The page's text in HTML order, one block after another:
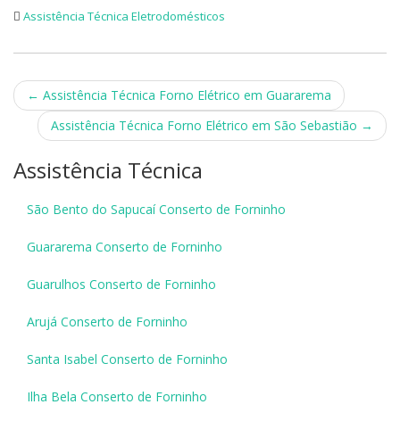
Assistência Técnica Eletrodomésticos
Post
navigation
← Assistência Técnica Forno Elétrico em Guararema
Assistência Técnica Forno Elétrico em São Sebastião →
Assistência Técnica
São Bento do Sapucaí Conserto de Forninho
Guararema Conserto de Forninho
Guarulhos Conserto de Forninho
Arujá Conserto de Forninho
Santa Isabel Conserto de Forninho
Ilha Bela Conserto de Forninho